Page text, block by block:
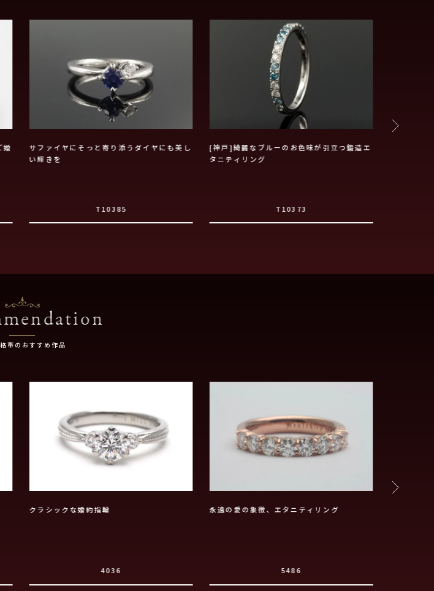
婚
サファイヤにそっと寄り添うダイヤにも美し
い輝きを
T10385
[神戸]綺麗なブルーのお色味が引立つ鍛造エ
タニティリング
T10373
帯のおすすめ作品
クラシックな婚約指輪
4036
永遠の愛の象徴、エタニティリング
5486